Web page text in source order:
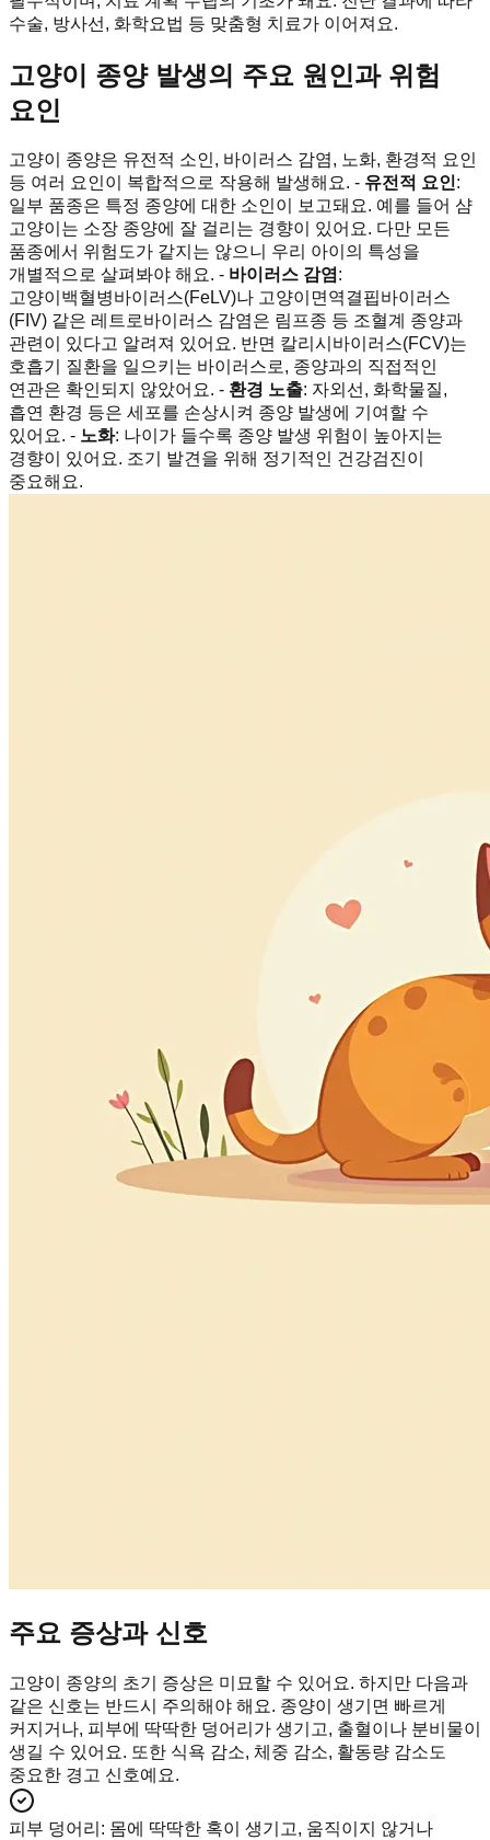
수술, 방사선, 화학요법 등 맞춤형 치료가 이어져요.
고양이 종양 발생의 주요 원인과 위험
요인
고양이 종양은 유전적 소인, 바이러스 감염, 노화, 환경적 요인
등 여러 요인이 복합적으로 작용해 발생해요. - 유전적 요인:
일부 품종은 특정 종양에 대한 소인이 보고돼요. 예를 들어 샴
고양이는 소장 종양에 잘 걸리는 경향이 있어요. 다만 모든
품종에서 위험도가 같지는 않으니 우리 아이의 특성을
개별적으로 살펴봐야 해요. - 바이러스 감염:
고양이백혈병바이러스(FeLV)나 고양이면역결핍바이러스
(FIV) 같은 레트로바이러스 감염은 림프종 등 조혈계 종양과
관련이 있다고 알려져 있어요. 반면 칼리시바이러스(FCV)는
호흡기 질환을 일으키는 바이러스로, 종양과의 직접적인
연관은 확인되지 않았어요. - 환경 노출: 자외선, 화학물질,
흡연 환경 등은 세포를 손상시켜 종양 발생에 기여할 수
있어요. - 노화: 나이가 들수록 종양 발생 위험이 높아지는
경향이 있어요. 조기 발견을 위해 정기적인 건강검진이
중요해요.
주요 증상과 신호
고양이 종양의 초기 증상은 미묘할 수 있어요. 하지만 다음과
같은 신호는 반드시 주의해야 해요. 종양이 생기면 빠르게
커지거나, 피부에 딱딱한 덩어리가 생기고, 출혈이나 분비물이
생길 수 있어요. 또한 식욕 감소, 체중 감소, 활동량 감소도
중요한 경고 신호예요.
피부 덩어리 : 몸에 딱딱한 혹이 생기고, 움직이지 않거나